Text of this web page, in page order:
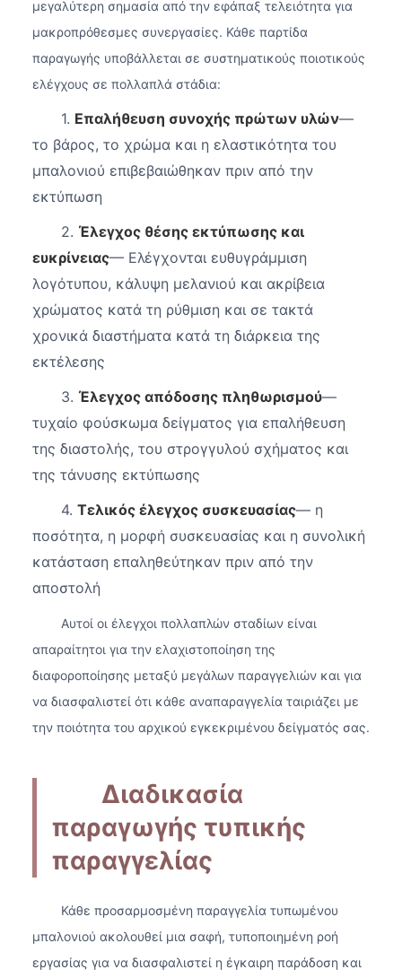
μεγαλύτερη σημασία από την εφάπαξ τελειότητα για
μακροπρόθεσμες συνεργασίες. Κάθε παρτίδα
παραγωγής υποβάλλεται σε συστηματικούς ποιοτικούς
ελέγχους σε πολλαπλά στάδια:
1. Επαλήθευση συνοχής πρώτων υλών—
το βάρος, το χρώμα και η ελαστικότητα του
μπαλονιού επιβεβαιώθηκαν πριν από την
εκτύπωση
2. Έλεγχος θέσης εκτύπωσης και
ευκρίνειας— Ελέγχονται ευθυγράμμιση
λογότυπου, κάλυψη μελανιού και ακρίβεια
χρώματος κατά τη ρύθμιση και σε τακτά
χρονικά διαστήματα κατά τη διάρκεια της
εκτέλεσης
3. Έλεγχος απόδοσης πληθωρισμού—
τυχαίο φούσκωμα δείγματος για επαλήθευση
της διαστολής, του στρογγυλού σχήματος και
της τάνυσης εκτύπωσης
4. Τελικός έλεγχος συσκευασίας— η
ποσότητα, η μορφή συσκευασίας και η συνολική
κατάσταση επαληθεύτηκαν πριν από την
αποστολή
Αυτοί οι έλεγχοι πολλαπλών σταδίων είναι
απαραίτητοι για την ελαχιστοποίηση της
διαφοροποίησης μεταξύ μεγάλων παραγγελιών και για
να διασφαλιστεί ότι κάθε αναπαραγγελία ταιριάζει με
την ποιότητα του αρχικού εγκεκριμένου δείγματός σας.
Διαδικασία
παραγωγής τυπικής
παραγγελίας
Κάθε προσαρμοσμένη παραγγελία τυπωμένου
μπαλονιού ακολουθεί μια σαφή, τυποποιημένη ροή
εργασίας για να διασφαλιστεί η έγκαιρη παράδοση και